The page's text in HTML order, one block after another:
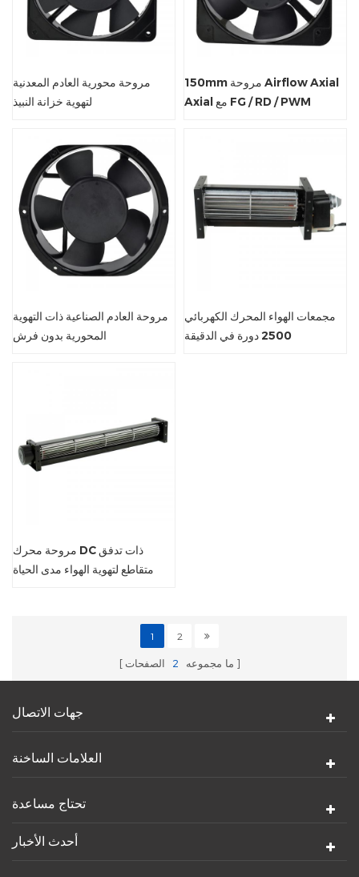
مروحة محورية العادم المعدنية
لتهوية خزانة النبيذ
150mm مروحة Airflow Axial
Axial مع FG / RD / PWM
مروحة العادم الصناعية ذات التهوية
المحورية بدون فرش
مجمعات الهواء المحرك الكهربائي
2500 دورة في الدقيقة
مروحة محرك DC ذات تدفق
متقاطع لتهوية الهواء مدى الحياة
1 2
ما مجموعه 2 الصفحات
جهات الاتصال
العلامات الساخنة
تحتاج مساعدة
أحدث الأخبار